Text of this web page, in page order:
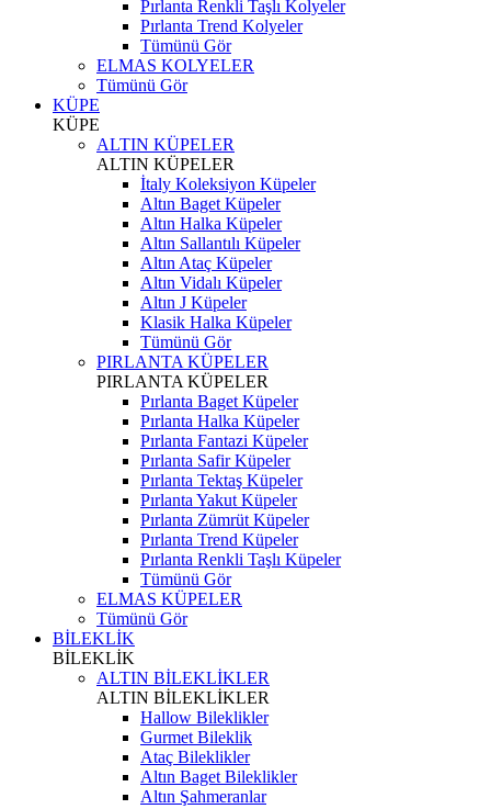
Pırlanta Renkli Taşlı Kolyeler
Pırlanta Trend Kolyeler
Tümünü Gör
ELMAS KOLYELER
Tümünü Gör
KÜPE
KÜPE
ALTIN KÜPELER
ALTIN KÜPELER
İtaly Koleksiyon Küpeler
Altın Baget Küpeler
Altın Halka Küpeler
Altın Sallantılı Küpeler
Altın Ataç Küpeler
Altın Vidalı Küpeler
Altın J Küpeler
Klasik Halka Küpeler
Tümünü Gör
PIRLANTA KÜPELER
PIRLANTA KÜPELER
Pırlanta Baget Küpeler
Pırlanta Halka Küpeler
Pırlanta Fantazi Küpeler
Pırlanta Safir Küpeler
Pırlanta Tektaş Küpeler
Pırlanta Yakut Küpeler
Pırlanta Zümrüt Küpeler
Pırlanta Trend Küpeler
Pırlanta Renkli Taşlı Küpeler
Tümünü Gör
ELMAS KÜPELER
Tümünü Gör
BİLEKLİK
BİLEKLİK
ALTIN BİLEKLİKLER
ALTIN BİLEKLİKLER
Hallow Bileklikler
Gurmet Bileklik
Ataç Bileklikler
Altın Baget Bileklikler
Altın Şahmeranlar